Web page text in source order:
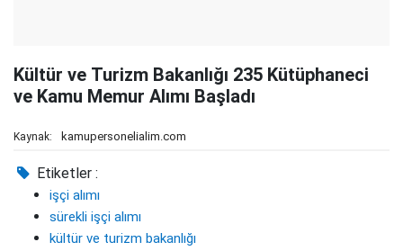
Kültür ve Turizm Bakanlığı 235 Kütüphaneci
ve Kamu Memur Alımı Başladı
Kaynak: kamupersonelialim.com
Etiketler :
işçi alımı
sürekli işçi alımı
kültür ve turizm bakanlığı